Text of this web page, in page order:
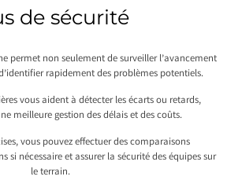
de sécurité
permet non seulement de surveiller l’avancement
rapidement des problèmes potentiels.
vous aident à détecter les écarts ou retards,
meilleure gestion des délais et des coûts.
vous pouvez effectuer des comparaisons
si nécessaire et assurer la sécurité des équipes sur
le terrain.